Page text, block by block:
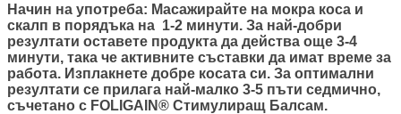
Начин на употреба: Масажирайте на мокра коса и
скалп в порядъка на 1-2 минути. За най-добри
резултати оставете продукта да действа още 3-4
минути, така че активните съставки да имат време за
работа. Изплакнете добре косата си. За оптимални
резултати се прилага най-малко 3-5 пъти седмично,
съчетано с FOLIGAIN® Стимулиращ Балсам.